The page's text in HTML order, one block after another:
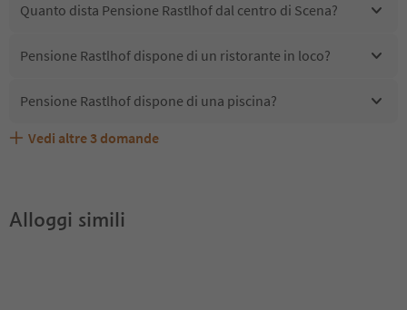
Quanto dista Pensione Rastlhof dal centro di Scena?
Pensione Rastlhof dispone di un ristorante in loco?
Pensione Rastlhof dispone di una piscina?
Pensione Rastlhof accetta animali domestici?
Quali servizi/attività sono disponibili presso Pensione
Gli ospiti di Pensione Rastlhof ricevono l'Alto Adige
Vedi altre 3 domande
Alloggi simili